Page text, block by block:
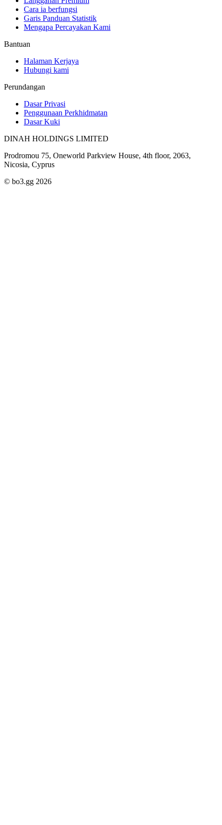
Cara ia berfungsi
Garis Panduan Statistik
Mengapa Percayakan Kami
Bantuan
Halaman Kerjaya
Hubungi kami
Perundangan
Dasar Privasi
Penggunaan Perkhidmatan
Dasar Kuki
DINAH HOLDINGS LIMITED
Prodromou 75, Oneworld Parkview House, 4th floor, 2063,
Nicosia, Cyprus
© bo3.gg 2026